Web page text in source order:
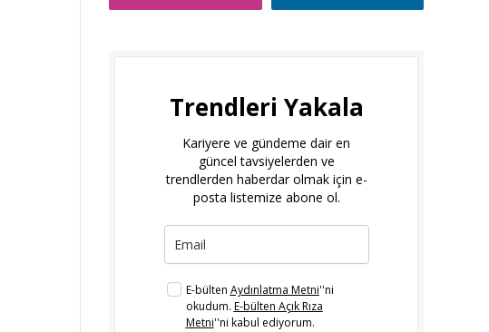
Trendleri Yakala
Kariyere ve gündeme dair en
güncel tavsiyelerden ve
trendlerden haberdar olmak için e-
posta listemize abone ol.
E-bülten Aydınlatma Metni''ni
okudum. E-bülten Açık Rıza
Metni''ni kabul ediyorum.